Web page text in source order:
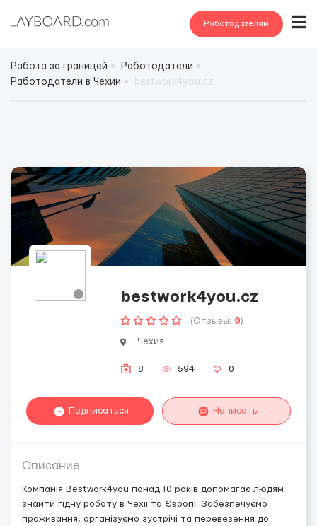
Работодателям
Работа за границей
Работодатели
Работодатели в Чехии
bestwork4you.cz
(Отзывы: 0)
Чехия
8 594 0
Подписаться Написать
Описание
Компанія Bestwork4you понад 10 років допомагає людям
знайти гідну роботу в Чехії та Європі. Забезпечуємо
проживання, організуємо зустрічі та перевезення до